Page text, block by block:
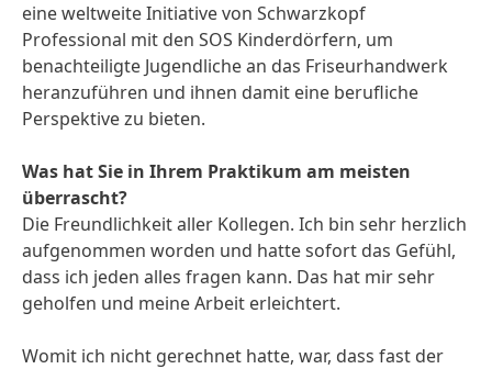
eine weltweite Initiative von Schwarzkopf
Professional mit den SOS Kinderdörfern, um
benachteiligte Jugendliche an das Friseurhandwerk
heranzuführen und ihnen damit eine berufliche
Perspektive zu bieten.
Was hat Sie in Ihrem Praktikum am meisten
überrascht?
Die Freundlichkeit aller Kollegen. Ich bin sehr herzlich
aufgenommen worden und hatte sofort das Gefühl,
dass ich jeden alles fragen kann. Das hat mir sehr
geholfen und meine Arbeit erleichtert.
Womit ich nicht gerechnet hatte, war, dass fast der